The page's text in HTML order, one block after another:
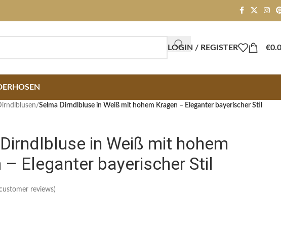
LOGIN / REGISTER €
/Selma Dirndlbluse in Weiß mit hohem Kragen – Eleganter bayerischer Stil
in Weiß mit hohem
– Eleganter bayerischer Stil
reviews)